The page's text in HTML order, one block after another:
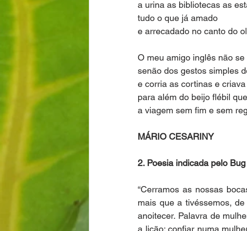
a urina as bibliotecas as
tudo o que já amado
e arrecadado no canto do
O meu amigo inglês não
senão dos gestos simples
e corria as cortinas e criava
para além do beijo flébil
a viagem sem fim e sem
MÁRIO CESARINY
2. Poesia indicada pelo
“Cerramos as nossas
mais que a tivéssemos,
anoitecer. Palavra de
a lição: confiar numa